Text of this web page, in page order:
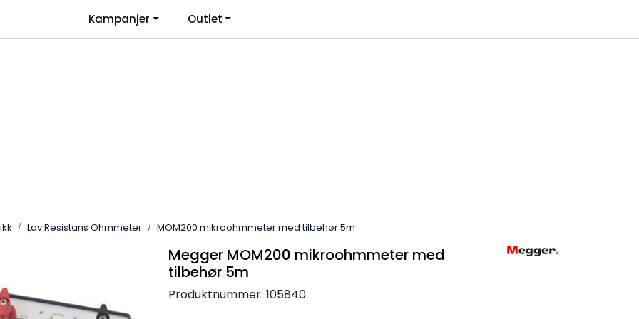
KontaktinformasjonKampanjer Outlet
Lav Resistans Ohmmeter MOM200 mikroohmmeter med tilbehør 5m
Megger MOM200 mikroohmmeter med
tilbehør 5m
Produktnummer: 105840